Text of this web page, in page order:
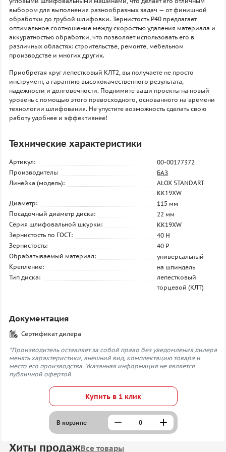
выбором для выполнения разнообразных задач — от финишной
обработки до грубой шлифовки. Зернистость P40 предлагает
оптимальное соотношение между скоростью удаления материала и
аккуратностью обработки, что позволяет использовать его в
различных областях: строительстве, ремонте, мебельном
производстве и многих других.
Приобретая круг лепестковый КЛТ2, вы получаете не просто
инструмент, а гарантию высококачественного результата,
надёжности и долговечности. Поднимите ваши проекты на новый
уровень с помощью этого превосходного, основанного на времени
технологии шлифования. Не упустите возможность сделать свою
работу удобнее и эффективнее!
Технические характеристики
Артикул:
00-00177372
Производитель:
БАЗ
Линейка (модель):
ALOX STANDART
KK19XW
Диаметр:
115 мм
Посадочный диаметр диска:
22 мм
Серия шлифовальной шкурки:
KK19XW
Зернистость по ГОСТ:
40 H
Зернистость:
40 P
Обрабатываемый материал:
универсальный
Крепление:
на шпиндель
Тип диска:
лепестковый
торцевой (КЛТ)
Документация
Сертификат дилера
*Производитель оставляет за собой право без уведомления дилера
менять характеристики, внешний вид, комплектацию товара и
место его производства. Указанная информация не является
публичной офертой
Купить в 1 клик
В корзине
Хиты продажВсе товары